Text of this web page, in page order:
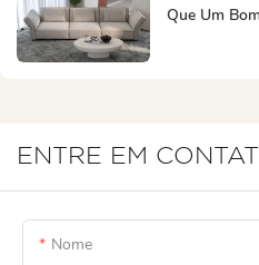
Que Um
ENTRE EM
Nome